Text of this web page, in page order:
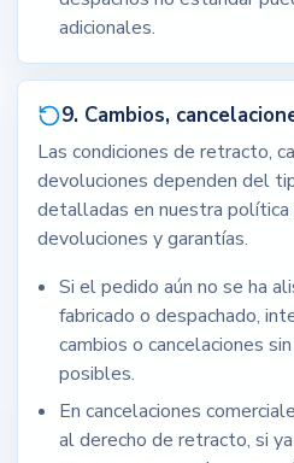
adicionales.
9. Cambios,
Las condiciones de retracto,
devoluciones dependen del
detalladas en nuestra política
devoluciones y garantías.
Si el pedido aún no se ha
fabricado o despachado,
cambios o cancelaciones
posibles.
En cancelaciones
al derecho de retracto, si